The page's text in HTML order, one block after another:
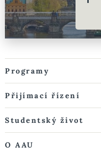
Programy
Přijímací řízení
Studentský život
O AAU